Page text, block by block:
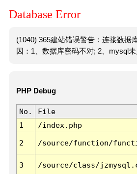
Database Error
(1040) 365建站错误警告：连接数据
因：1、数据库密码不对; 2、mysql未
PHP Debug
No. File
1
/index.php
2 /source/function/
3 /source/class/